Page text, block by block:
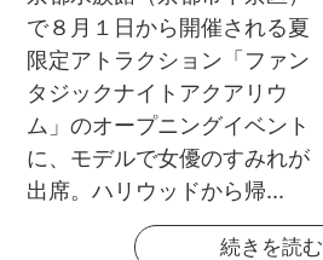
で８月１日から開催される夏
限定アトラクション「ファン
タジックナイトアクアリウ
ム」のオープニングイベント
に、モデルで女優のすみれが
出席。ハリウッドから帰...
続きを読む